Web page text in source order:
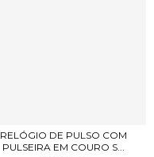
RELÓGIO DE PULSO COM
PULSEIRA EM COURO S...